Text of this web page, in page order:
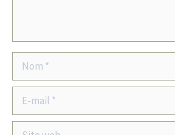
mail
Site